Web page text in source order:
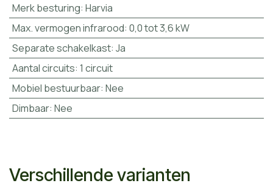
Merk besturing: Harvia
Max. vermogen infrarood: 0,0 tot 3,6 kW
Separate schakelkast: Ja
Aantal circuits: 1 circuit
Mobiel bestuurbaar: Nee
Dimbaar: Nee
Verschillende varianten